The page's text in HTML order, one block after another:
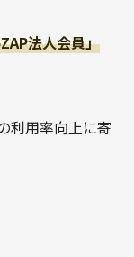
法人会員」
利用率向上に寄